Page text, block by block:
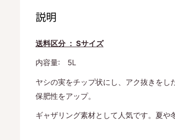
説明
送料区分 ： Sサイズ
内容量: 5L
ヤシの実をチップ状にし、アク抜きをし
保肥性をアップ。
ギャザリング素材として人気です。夏や